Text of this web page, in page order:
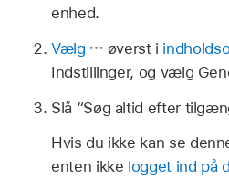
enhed.
Vælg
øverst i
Indstillinger, og vælg
Slå “Søg altid efter
Hvis du ikke kan se
enten ikke logget ind på